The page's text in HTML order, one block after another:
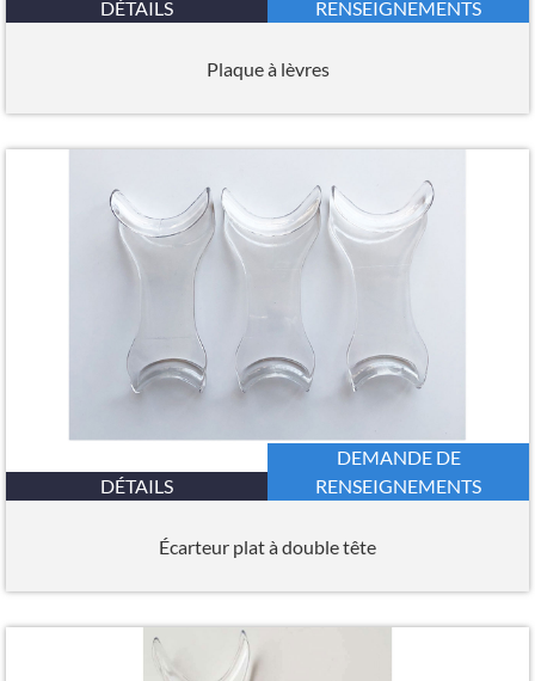
DÉTAILS
RENSEIGNEMENTS
Plaque à lèvres
DÉTAILS
DEMANDE DE
RENSEIGNEMENTS
Écarteur plat à double tête